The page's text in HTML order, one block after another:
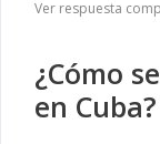
Ver respuesta
¿Cómo
en Cuba?